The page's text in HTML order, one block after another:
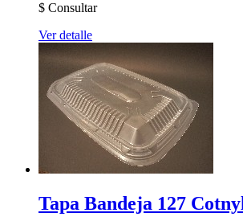
$ Consultar
Ver detalle
Tapa Bandeja 127 Cotnyl